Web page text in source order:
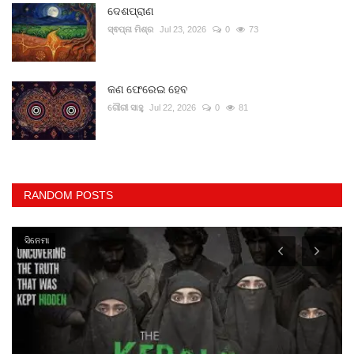
ଦେଶପ୍ରାଣ
ସ୍ଵପ୍ନା ମିଶ୍ର Jul 23, 2026 0 73
କଣ ଫେରେଇ ହେବ
ଗୌରୀ ସାହୁ Jul 22, 2026 0 81
RANDOM POSTS
ସିନେମା